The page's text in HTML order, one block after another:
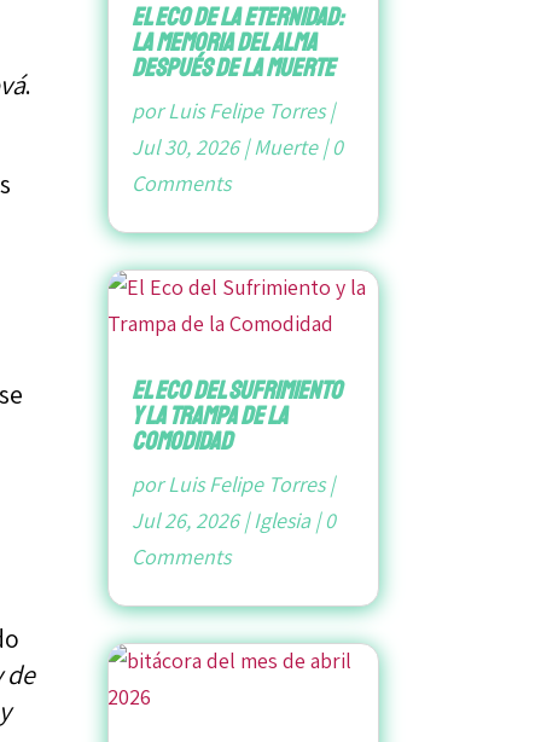
.
de
El Eco de la Eternidad:
La Memoria del Alma
después de la Muerte
porLuis Felipe Torres|
Jul 30, 2026|Muerte|0
Comments
El Eco del Sufrimiento
y la Trampa de la
Comodidad
porLuis Felipe Torres|
Jul 26, 2026|Iglesia|0
Comments